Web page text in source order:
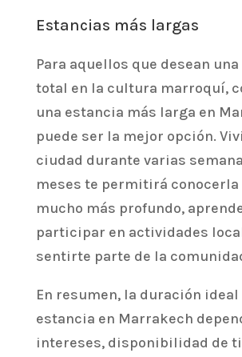
Estancias más largas
Para aquellos que desean
total en la cultura marroquí,
una estancia más larga en
puede ser la mejor opción.
ciudad durante varias
meses te permitirá conocerla
mucho más profundo,
participar en actividades
sentirte parte de la
En resumen, la duración ideal
estancia en Marrakech
intereses, disponibilidad de